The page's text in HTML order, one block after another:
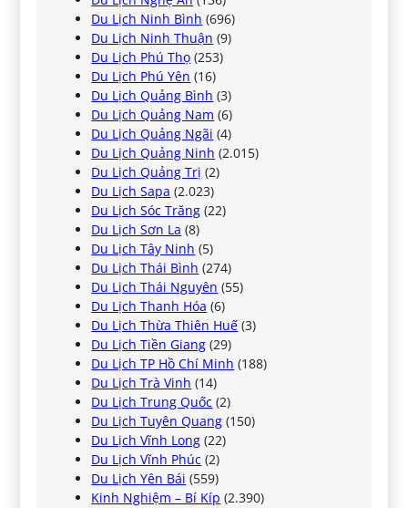
Du Lịch Ninh Bình (696)
Du Lịch Ninh Thuận (9)
Du Lịch Phú Thọ (253)
Du Lịch Phú Yên (16)
Du Lịch Quảng Bình (3)
Du Lịch Quảng Nam (6)
Du Lịch Quảng Ngãi (4)
Du Lịch Quảng Ninh (2.015)
Du Lịch Quảng Trị (2)
Du Lịch Sapa (2.023)
Du Lịch Sóc Trăng (22)
Du Lịch Sơn La (8)
Du Lịch Tây Ninh (5)
Du Lịch Thái Bình (274)
Du Lịch Thái Nguyên (55)
Du Lịch Thanh Hóa (6)
Du Lịch Thừa Thiên Huế (3)
Du Lịch Tiền Giang (29)
Du Lịch TP Hồ Chí Minh (188)
Du Lịch Trà Vinh (14)
Du Lịch Trung Quốc (2)
Du Lịch Tuyên Quang (150)
Du Lịch Vĩnh Long (22)
Du Lịch Vĩnh Phúc (2)
Du Lịch Yên Bái (559)
Kinh Nghiệm – Bí Kíp (2.390)